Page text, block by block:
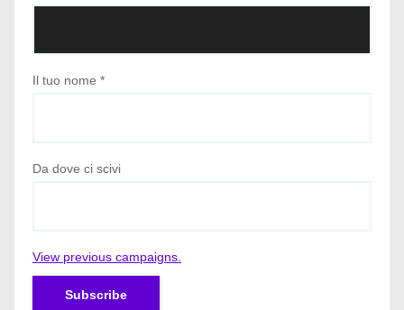
Il tuo nome *
Da dove ci scivi
View previous campaigns.